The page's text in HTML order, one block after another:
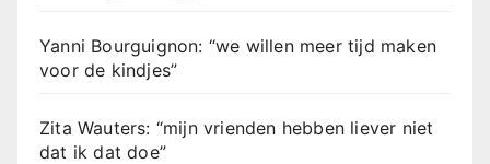
Yanni Bourguignon: “we willen meer tijd maken
voor de kindjes”
Zita Wauters: “mijn vrienden hebben liever niet
dat ik dat doe”